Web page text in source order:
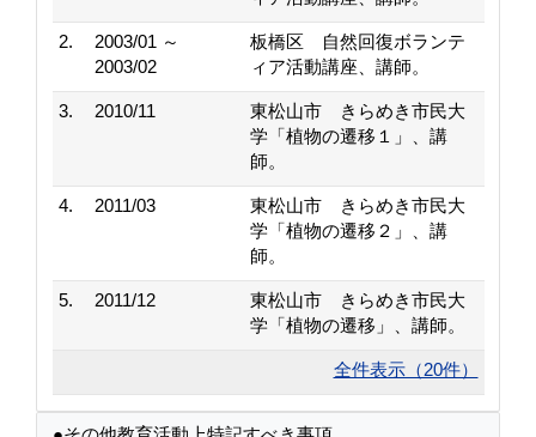
2.
2003/01 ～
2003/02
板橋区 自然回復ボランテ
ィア活動講座、講師。
3. 2010/11
東松山市 きらめき市民大
学「植物の遷移１」、講
師。
4. 2011/03
東松山市 きらめき市民大
学「植物の遷移２」、講
師。
5. 2011/12
東松山市 きらめき市民大
学「植物の遷移」、講師。
全件表示（20件）